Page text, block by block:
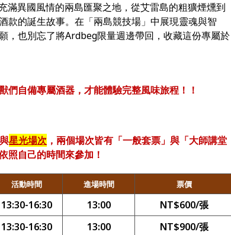
滿異國風情的兩島匯聚之地，從艾雷島的粗獷煙燻到
款的誕生故事。在「兩島競技場」中展現靈魂與智
，也別忘了將Ardbeg限量週邊帶回，收藏這份專屬於
們自備專屬酒器，才能體驗完整風味旅程！！
與星光場次 ，兩個場次皆有「一般套票」與「大師講堂
照自己的時間來參加！
活動時間 進場時間 票價
13:30-16:30 13:00 NT$600/張
13:30-16:30 13:00 NT$900/張